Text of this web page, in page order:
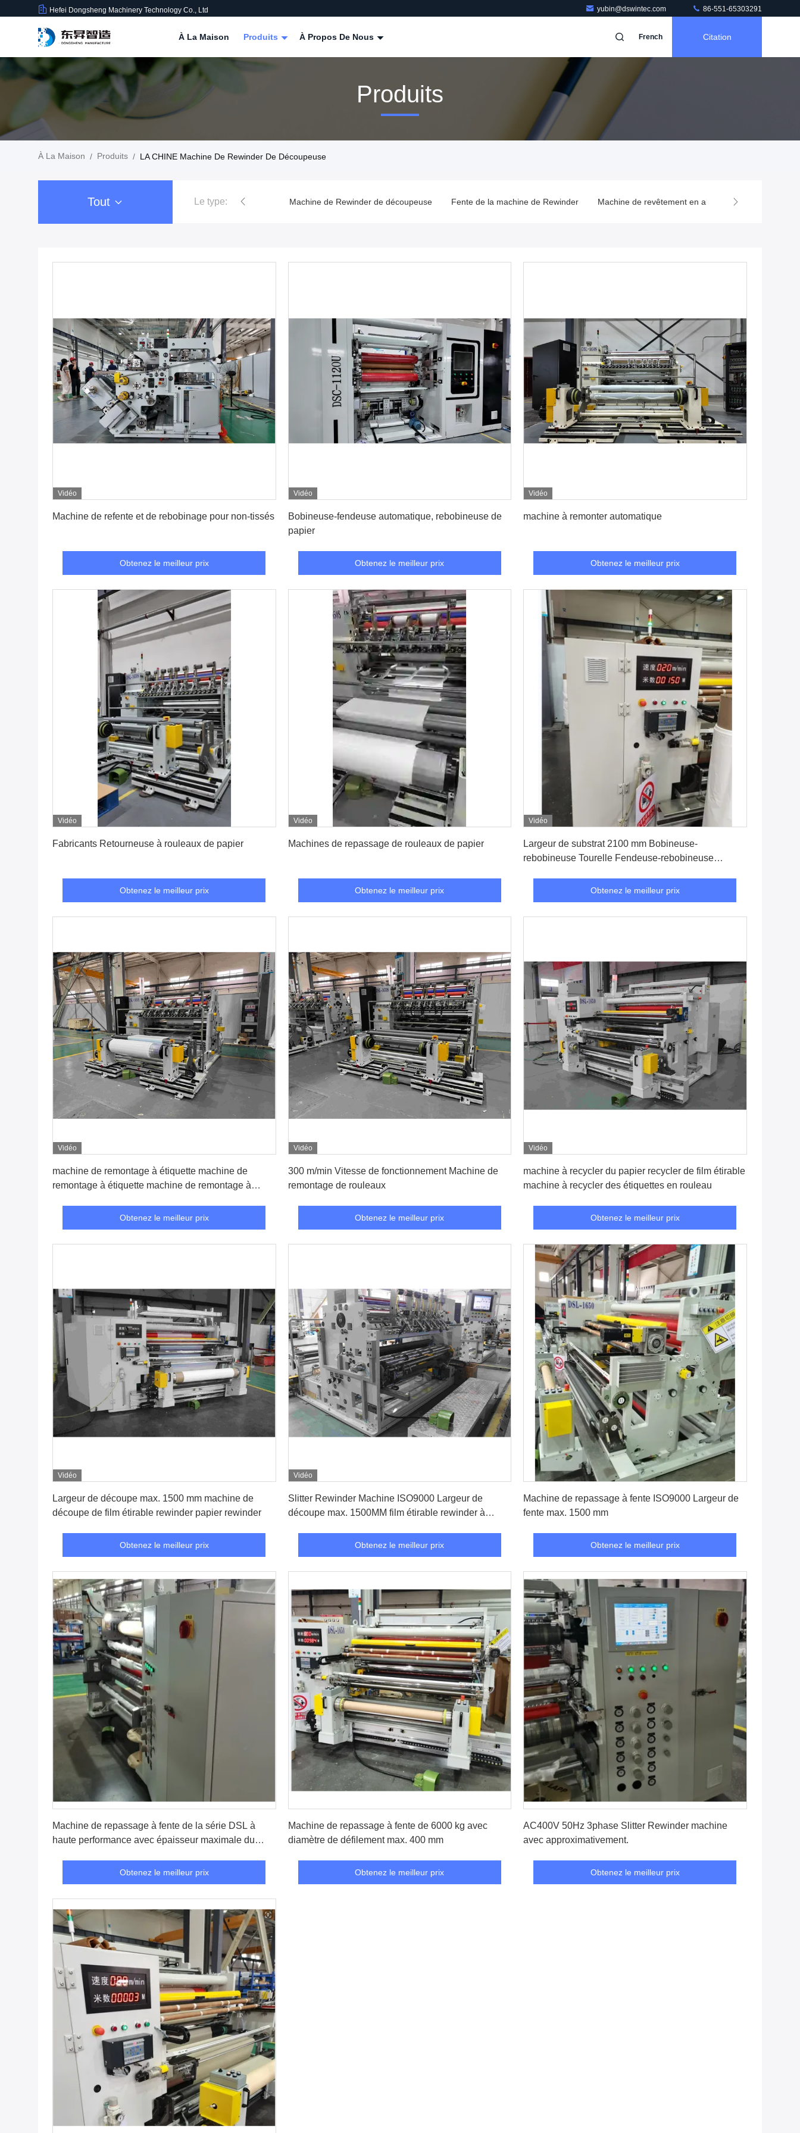
Hefei Dongsheng Machinery Technology Co., Ltd yubin@dswintec.com 86-551-65303291
À La Maison Produits À Propos De Nous French Citation
Produits
À La Maison / Produits / LA CHINE Machine De Rewinder De Découpeuse
Tout Le type:
Machine de Rewinder de film Machine de Rewinder de découpeuse Fente de la machine de Rewinder Machine de revêtement en aluminium
Vidéo
Machine de refente et de rebobinage pour non-tissés
Obtenez le meilleur prix
Vidéo
Bobineuse-fendeuse automatique, rebobineuse de
papier
Obtenez le meilleur prix
Vidéo
machine à remonter automatique
Obtenez le meilleur prix
Vidéo
Fabricants Retourneuse à rouleaux de papier
Obtenez le meilleur prix
Vidéo
Machines de repassage de rouleaux de papier
Obtenez le meilleur prix
Vidéo
Largeur de substrat 2100 mm Bobineuse-
rebobineuse Tourelle Fendeuse-rebobineuse
Obtenez le meilleur prix
Vidéo
machine de remontage à étiquette machine de
remontage à étiquette machine de remontage à
Obtenez le meilleur prix
Vidéo
300 m/min Vitesse de fonctionnement Machine de
remontage de rouleaux
Obtenez le meilleur prix
Vidéo
machine à recycler du papier recycler de film étirable
machine à recycler des étiquettes en rouleau
Obtenez le meilleur prix
Vidéo
Largeur de découpe max. 1500 mm machine de
découpe de film étirable rewinder papier rewinder
Obtenez le meilleur prix
Vidéo
Slitter Rewinder Machine ISO9000 Largeur de
découpe max. 1500MM film étirable rewinder à
Obtenez le meilleur prix
Machine de repassage à fente ISO9000 Largeur de
fente max. 1500 mm
Obtenez le meilleur prix
Machine de repassage à fente de la série DSL à
haute performance avec épaisseur maximale du
Obtenez le meilleur prix
Machine de repassage à fente de 6000 kg avec
diamètre de défilement max. 400 mm
Obtenez le meilleur prix
AC400V 50Hz 3phase Slitter Rewinder machine
avec approximativement.
Obtenez le meilleur prix